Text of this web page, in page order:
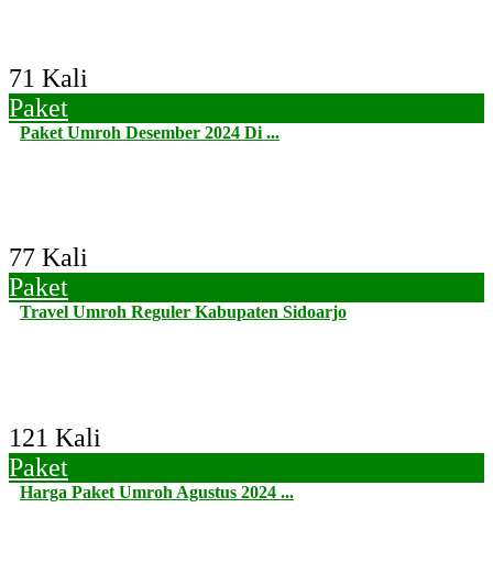
71 Kali
Paket
Paket Umroh Desember 2024 Di ...
77 Kali
Paket
Travel Umroh Reguler Kabupaten Sidoarjo
121 Kali
Paket
Harga Paket Umroh Agustus 2024 ...